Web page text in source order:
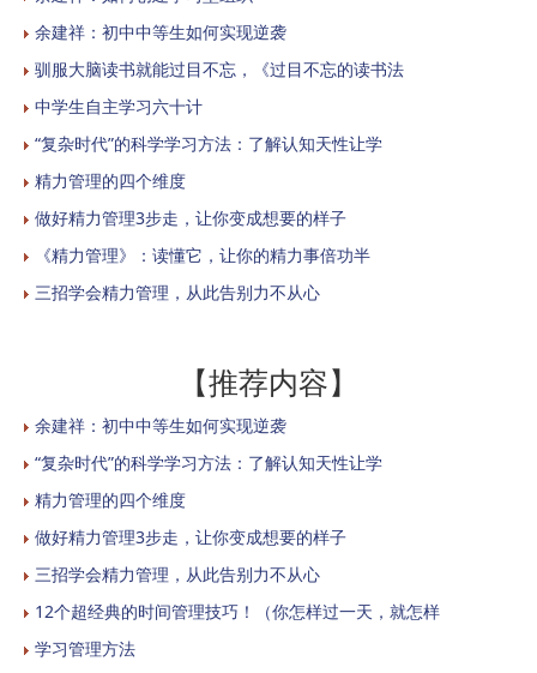
余建祥：初中中等生如何实现逆袭
驯服大脑读书就能过目不忘，《过目不忘的读书法
中学生自主学习六十计
“复杂时代”的科学学习方法：了解认知天性让学
精力管理的四个维度
做好精力管理3步走，让你变成想要的样子
《精力管理》：读懂它，让你的精力事倍功半
三招学会精力管理，从此告别力不从心
【推荐内容】
余建祥：初中中等生如何实现逆袭
“复杂时代”的科学学习方法：了解认知天性让学
精力管理的四个维度
做好精力管理3步走，让你变成想要的样子
三招学会精力管理，从此告别力不从心
12个超经典的时间管理技巧！（你怎样过一天，就怎样
学习管理方法